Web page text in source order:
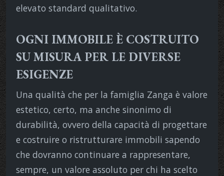
elevato standard qualitativo.
OGNI IMMOBILE È COSTRUITO
SU MISURA PER LE DIVERSE
ESIGENZE
Una qualità che per la famiglia Zanga è valore
estetico, certo, ma anche sinonimo di
durabilità, ovvero della capacità di progettare
e costruire o ristrutturare immobili sapendo
che dovranno continuare a rappresentare,
sempre, un valore assoluto per chi ha scelto